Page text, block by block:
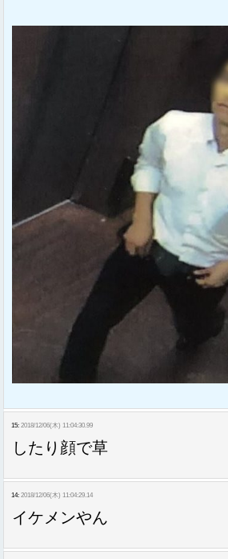
15: 2018/12/06(木) 11:04:30.99
したり顔で草
14: 2018/12/06(木) 11:04:29.14
イケメンやん